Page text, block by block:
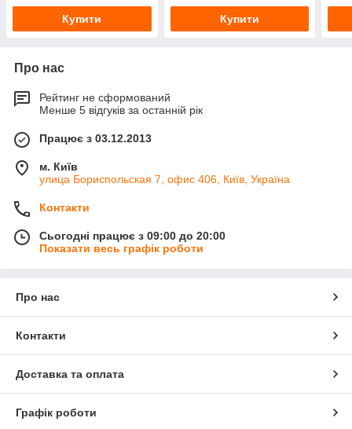
Купити Купити
Про нас
Рейтинг не сформований
Менше 5 відгуків за останній рік
Працює з 03.12.2013
м. Київ
улица Бориспольская 7, офис 406, Київ, Україна
Контакти
Сьогодні працює з 09:00 до 20:00
Показати весь графік роботи
Про нас
Контакти
Доставка та оплата
Графік роботи